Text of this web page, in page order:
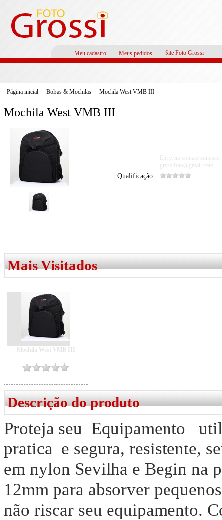
Site Foto Grossi
Meu cadastro Meus pedidos
Página inicial Bolsas & Mochilas Mochila West VMB III
Mochila West VMB III
Entre em contato conosco
grossifoto@gmail.com
Qualificação:
Mais Visitados
Mochila West VMB III
Descrição do produto
Proteja seu Equipamento
pratica e segura, resistente,
em nylon Sevilha e Begin na
12mm para absorver
não riscar seu equipamento.